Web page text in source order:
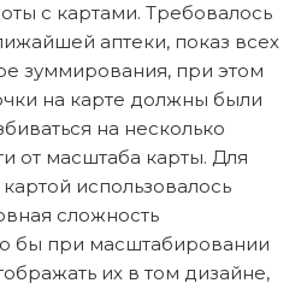
с картами. Требовалось
аптеки, показ всех
зуммирования, при этом
на карте должны были
на несколько
от масштаба карты. Для
использовалось
сложность
бы при масштабировании
их в том дизайне,